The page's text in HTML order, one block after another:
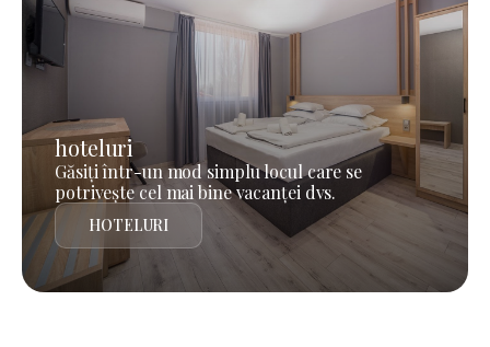
hoteluri
Găsiți într-un mod simplu locul care se
potrivește cel mai bine vacanței dvs.
HOTELURI